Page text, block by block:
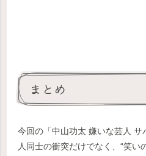
まとめ
今回の「中山功太 嫌いな芸人
人同士の衝突だけでなく、“笑い